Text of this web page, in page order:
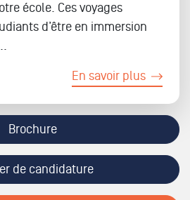
école. Ces voyages
d’être en immersion
En savoir plus
Brochure
de candidature